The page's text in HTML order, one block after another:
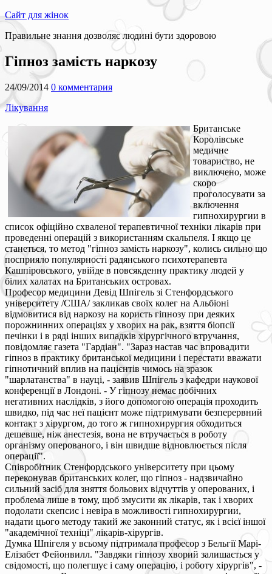
Сайт для жінок
Правильне знання дозволяє людині бути здоровою
Гіпноз замість наркозу
24/09/2014 0 комментария
Лікування
Британське
Королівське
медичне
товариство, не
виключено, може
скоро
проголосувати за
включення
гипнохирургии в
список офіційно схваленої терапевтичної техніки лікарів при
проведенні операцій з використанням скальпеля. І якщо це
станеться, то метод "гіпноз замість наркозу", колись сильно що
посприяло популярності радянського психотерапевта
Кашпіровського, увійде в повсякденну практику людей у
білих халатах на Британських островах.
Професор медицини Девід Шпігель зі Стенфордського
університету /США/ закликав своїх колег на Альбіоні
відмовитися від наркозу на користь гіпнозу при деяких
порожнинних операціях у хворих на рак, взяття біопсії
печінки і в ряді інших випадків хірургічного втручання,
повідомляє газета "Гардіан". "Зараз настав час впровадити
гіпноз в практику британської медицини і перестати вважати
гіпнотичний вплив на пацієнтів чимось на зразок
"шарлатанства" в науці, - заявив Шпігель з кафедри наукової
конференції в Лондоні. - У гіпнозу немає побічних
негативних наслідків, з його допомогою операція проходить
швидко, під час неї пацієнт може підтримувати безперервний
контакт з хірургом, до того ж гипнохирургия обходиться
дешевше, ніж анестезія, вона не втручається в роботу
організму оперованого, і він швидше відновлюється після
операції".
Співробітник Стенфордського університету при цьому
переконував британських колег, що гіпноз - надзвичайно
сильний засіб для зняття больових відчуттів у оперованих, і
проблема лише в тому, щоб змусити як лікарів, так і хворих
подолати скепсис і невіра в можливості гипнохирургии,
надати цього методу такий же законний статус, як і всієї іншої
"академічної техніці" лікарів-хірургів.
Думка Шпігеля у всьому підтримала професор з Бельгії Марі-
Елізабет Фейонвилл. "Завдяки гіпнозу хворий залишається у
свідомості, що полегшує і саму операцію, і роботу хірургів", -